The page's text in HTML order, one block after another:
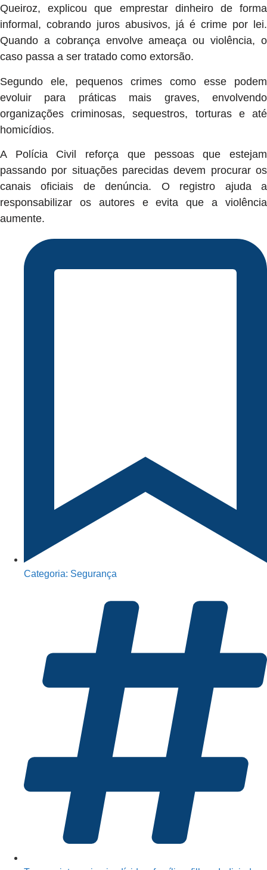
Queiroz, explicou que emprestar dinheiro de forma
informal, cobrando juros abusivos, já é crime por lei.
Quando a cobrança envolve ameaça ou violência, o
caso passa a ser tratado como extorsão.
Segundo ele, pequenos crimes como esse podem
evoluir para práticas mais graves, envolvendo
organizações criminosas, sequestros, torturas e até
homicídios.
A Polícia Civil reforça que pessoas que estejam
passando por situações parecidas devem procurar os
canais oficiais de denúncia. O registro ajuda a
responsabilizar os autores e evita que a violência
aumente.
Categoria: Segurança